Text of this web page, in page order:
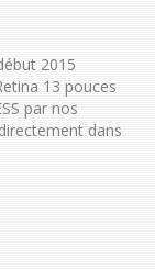
2015
13 pouces
par nos
dans